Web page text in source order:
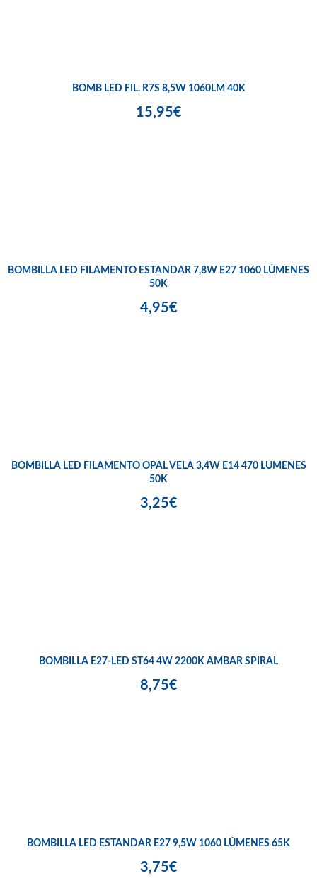
BOMB LED FIL. R7S 8,5W 1060LM 40K
15,95€
BOMBILLA LED FILAMENTO ESTANDAR 7,8W E27 1060 LÚMENES
50K
4,95€
BOMBILLA LED FILAMENTO OPAL VELA 3,4W E14 470 LÚMENES
50K
3,25€
BOMBILLA E27-LED ST64 4W 2200K AMBAR SPIRAL
8,75€
BOMBILLA LED ESTANDAR E27 9,5W 1060 LÚMENES 65K
3,75€